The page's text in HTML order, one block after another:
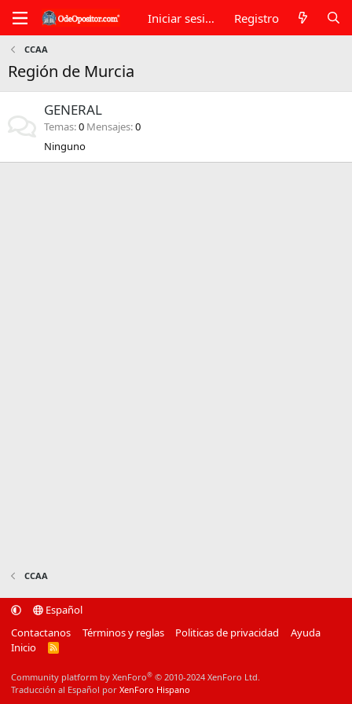
Iniciar sesión Registro
CCAA
Región de Murcia
GENERAL
Temas 0 Mensajes 0
Ninguno
CCAA
Español
Contactanos
Términos y reglas Politicas de privacidad
Ayuda
Inicio
R
Community platform by XenForo® © 2010-2024 XenForo Ltd.
Traducción al Español por XenForo Hispano